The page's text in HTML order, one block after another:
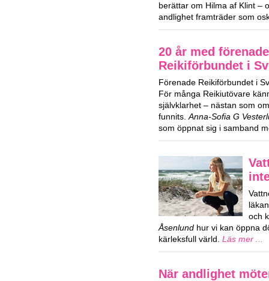
berättar om Hilma af Klint –
andlighet framträder som
20 år med förenade
Reikiförbundet i
Förenade Reikiförbundet i
För många Reikiutövare
självklarhet – nästan som
funnits. Anna-Sofia G
som öppnat sig i samband
och
Åsenlund hur vi kan öppna
kärleksfull värld. Läs mer ...
När andlighet